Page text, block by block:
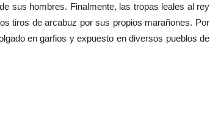
sus hombres. Finalmente, las tropas leales al rey
tiros de arcabuz por sus propios marañones. Por
en garfios y expuesto en diversos pueblos de